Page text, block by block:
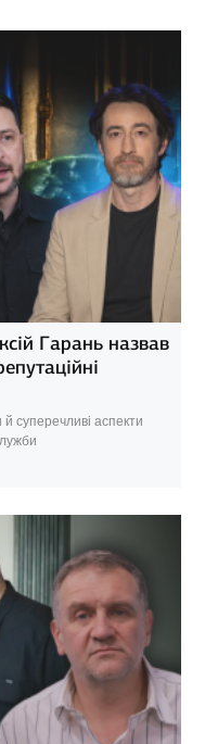
Гарань назвав
суперечливі аспекти